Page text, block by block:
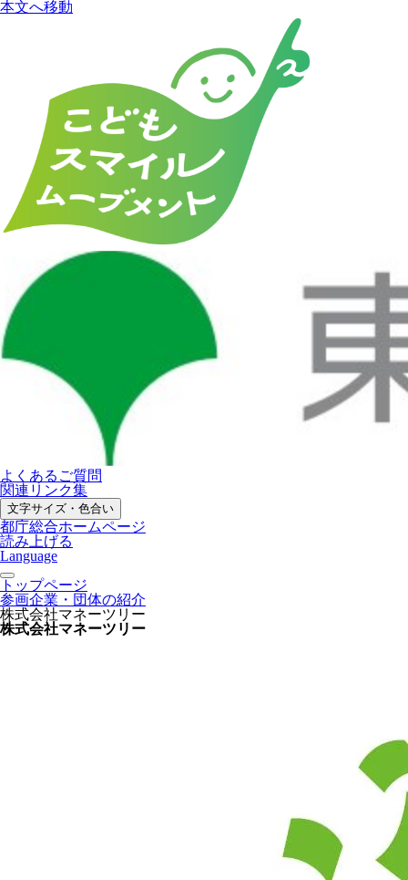
本文へ移動
よくあるご質問
関連リンク集
文字サイズ・色合い
都庁総合ホームページ
読み上げる
Language
トップページ
参画企業・団体の紹介
株式会社マネーツリー
株式会社マネーツリー